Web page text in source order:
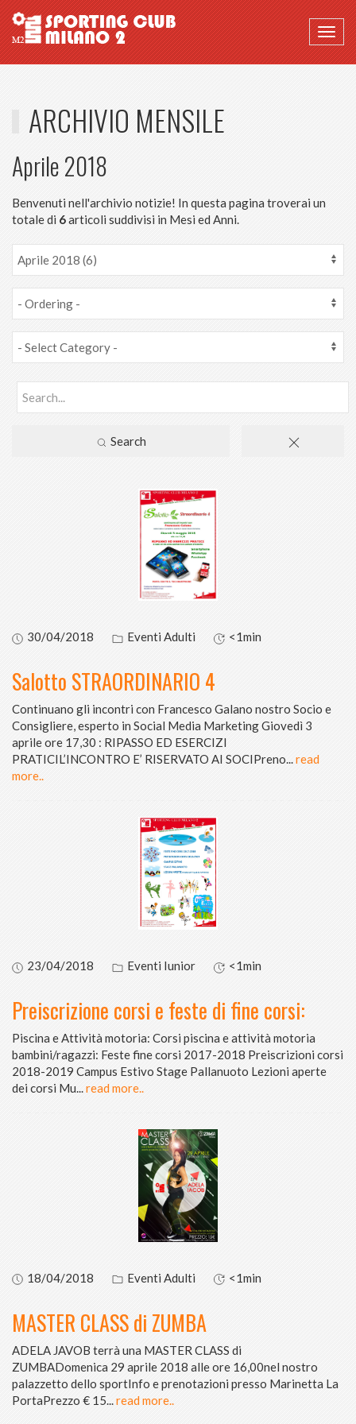
ARCHIVIO MENSILE
Aprile 2018
Benvenuti nell'archivio notizie! In questa pagina troverai un
totale di 6articoli suddivisi in Mesi ed Anni.
Search
30/04/2018 Eventi Adulti <1min
Salotto STRAORDINARIO 4
Continuano gli incontri con Francesco Galano nostro Socio e
Consigliere, esperto in Social Media Marketing Giovedì 3
aprile ore 17,30 : RIPASSO ED ESERCIZI
PRATICIL’INCONTRO E’ RISERVATO AI SOCIPreno...read
more..
23/04/2018 Eventi Iunior <1min
Preiscrizione corsi e feste di fine corsi:
Piscina e Attività motoria: Corsi piscina e attività motoria
bambini/ragazzi: Feste fine corsi 2017-2018 Preiscrizioni corsi
2018-2019 Campus Estivo Stage Pallanuoto Lezioni aperte
dei corsi Mu...read more..
18/04/2018 Eventi Adulti <1min
MASTER CLASS di ZUMBA
ADELA JAVOB terrà una MASTER CLASS di
ZUMBADomenica 29 aprile 2018 alle ore 16,00nel nostro
palazzetto dello sportInfo e prenotazioni presso Marinetta La
PortaPrezzo € 15...read more..